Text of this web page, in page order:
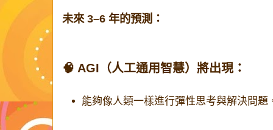
未來 3–6 年的預測：
🧠 AGI（人工通用智慧）將出現：
能夠像人類一樣進行彈性思考與解決問題